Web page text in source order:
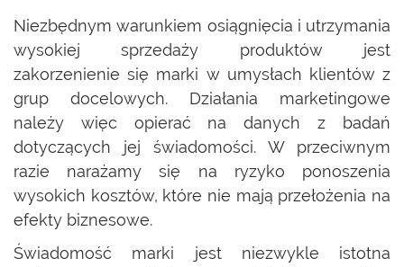
Niezbędnym warunkiem osiągnięcia i utrzymania
wysokiej sprzedaży produktów jest
zakorzenienie się marki w umysłach klientów z
grup docelowych. Działania marketingowe
należy więc opierać na danych z badań
dotyczących jej świadomości. W przeciwnym
razie narażamy się na ryzyko ponoszenia
wysokich kosztów, które nie mają przełożenia na
efekty biznesowe.
Świadomość marki jest niezwykle istotna